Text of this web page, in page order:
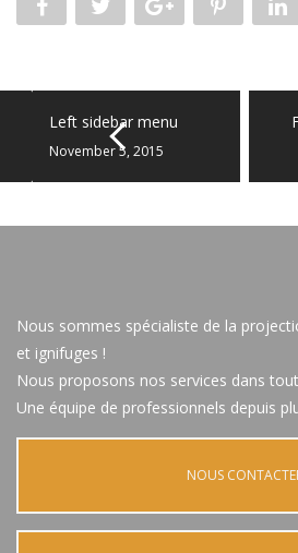
Left sidebar menu
November 5, 2015
Nous sommes spécialiste de la
et ignifuges !
Nous proposons nos services dans
Une équipe de professionnels depuis
NOUS